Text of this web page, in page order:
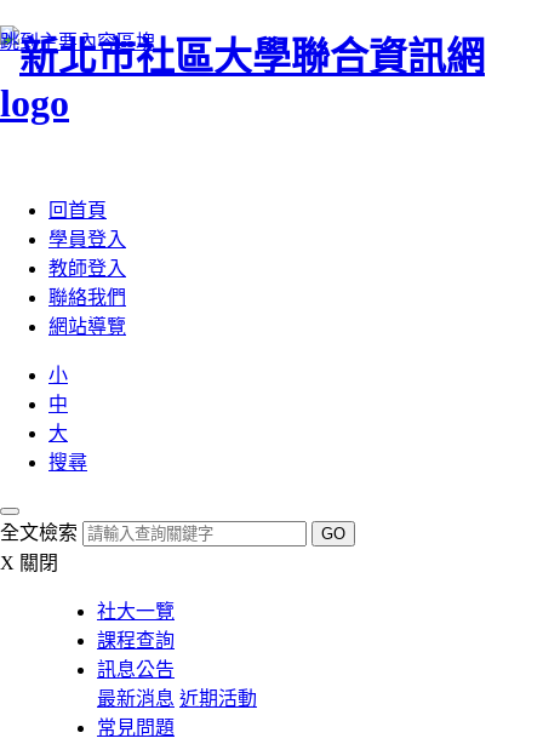
跳到主要內容區塊
回首頁
學員登入
教師登入
聯絡我們
網站導覽
小
中
大
搜尋
全文檢索 GO
X 關閉
社大一覽
課程查詢
訊息公告
最新消息 近期活動
常見問題